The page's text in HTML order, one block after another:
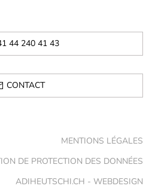
44 240 41 43
CONTACT
MENTIONS LÉGALES
DE PROTECTION DES DONNÉES
ADIHEUTSCHI.CH - WEBDESIGN